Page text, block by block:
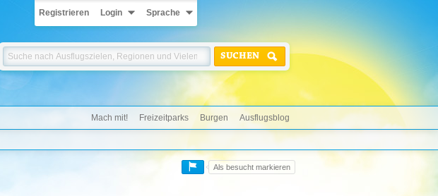
Registrieren Login Sprache
SUCHEN
Mach mit! Freizeitparks Burgen Ausflugsblog
Als besucht markieren